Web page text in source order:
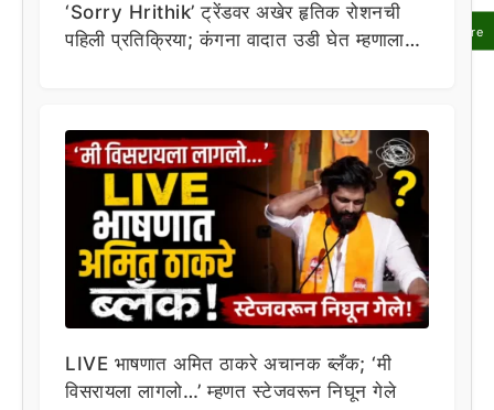
Share
‘Sorry Hrithik’ ट्रेंडवर अखेर हृतिक रोशनची
पहिली प्रतिक्रिया; कंगना वादात उडी घेत म्हणाला…
LIVE भाषणात अमित ठाकरे अचानक ब्लँक; ‘मी
विसरायला लागलो…’ म्हणत स्टेजवरून निघून गेले